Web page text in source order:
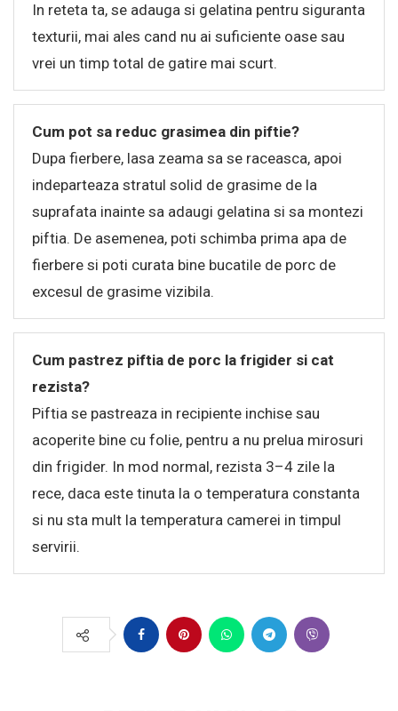
In reteta ta, se adauga si gelatina pentru siguranta
texturii, mai ales cand nu ai suficiente oase sau
vrei un timp total de gatire mai scurt.
Cum pot sa reduc grasimea din piftie?
Dupa fierbere, lasa zeama sa se raceasca, apoi
indeparteaza stratul solid de grasime de la
suprafata inainte sa adaugi gelatina si sa montezi
piftia. De asemenea, poti schimba prima apa de
fierbere si poti curata bine bucatile de porc de
excesul de grasime vizibila.
Cum pastrez piftia de porc la frigider si cat
rezista?
Piftia se pastreaza in recipiente inchise sau
acoperite bine cu folie, pentru a nu prelua mirosuri
din frigider. In mod normal, rezista 3–4 zile la
rece, daca este tinuta la o temperatura constanta
si nu sta mult la temperatura camerei in timpul
servirii.